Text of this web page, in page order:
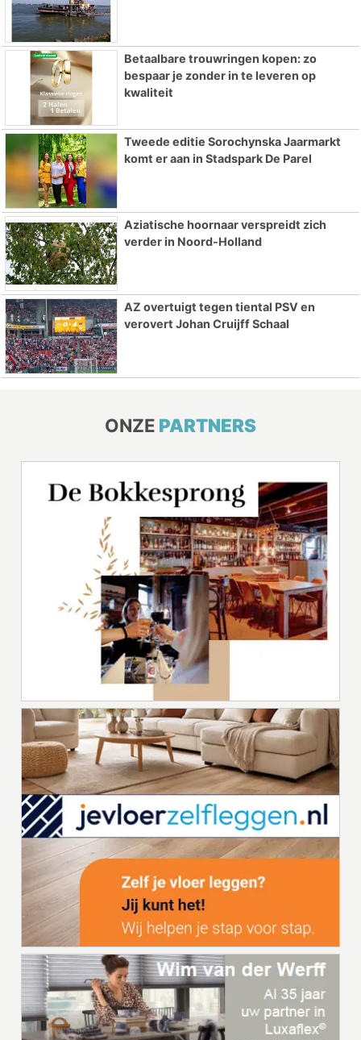
Betaalbare trouwringen kopen: zo
bespaar je zonder in te leveren op
kwaliteit
Tweede editie Sorochynska Jaarmarkt
komt er aan in Stadspark De Parel
Aziatische hoornaar verspreidt zich
verder in Noord-Holland
AZ overtuigt tegen tiental PSV en
verovert Johan Cruijff Schaal
ONZE PARTNERS